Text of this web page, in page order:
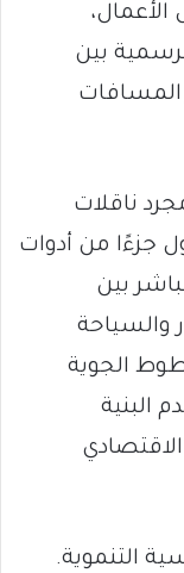
بين
المسافات
ناقلات
جزءًا من أدوات
بين
والسياحة
الجوية
البنية
التنموية.